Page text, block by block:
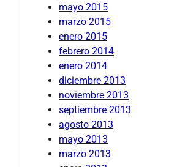
mayo 2015
marzo 2015
enero 2015
febrero 2014
enero 2014
diciembre 2013
noviembre 2013
septiembre 2013
agosto 2013
mayo 2013
marzo 2013